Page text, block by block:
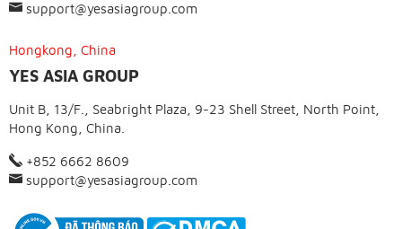
support@yesasiagroup.com
Hongkong, China
YES ASIA GROUP
Unit B, 13/F., Seabright Plaza, 9-23 Shell Street, North Point,
Hong Kong, China.
+852 6662 8609
support@yesasiagroup.com